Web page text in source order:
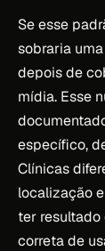
Se esse
sobraria
depois de
mídia. Esse
específico,
Clínicas
localização
ter
correta de